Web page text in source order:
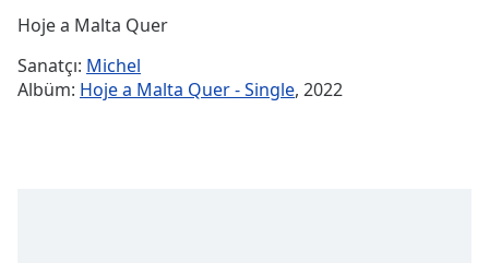
Stream
TypeLIVE
Seek to
live,
Hoje a Malta Quer
Sanatçı: Michel
Albüm: Hoje a Malta Quer - Single, 2022